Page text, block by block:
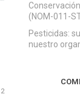
2
(NOM-011-
Pesticidas:
nuestro